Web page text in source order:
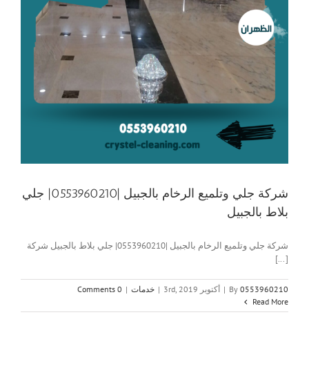
شركة جلي وتلميع الرخام بالجبيل |0553960210| جلي
بلاط بالجبيل
شركة جلي وتلميع الرخام بالجبيل |0553960210| جلي بلاط بالجبيل شركة
[...]
By 0553960210
| أكتوبر 3rd, 2019 | خدمات |
0 Comments
Read More